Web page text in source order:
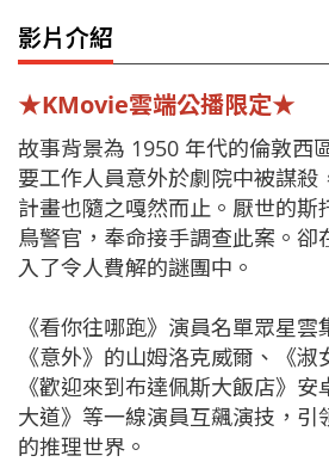
影片介紹
★KMovie雲端公播限定★
故事背景為 1950 年代的倫敦西
要工作人員意外於劇院中被謀殺
計畫也隨之嘎然而止。厭世的斯
鳥警官，奉命接手調查此案。卻
入了令人費解的謎團中。
《看你往哪跑》演員名單眾星
《意外》的山姆洛克威爾、《淑
《歡迎來到布達佩斯大飯店》
大道》等一線演員互飆演技，引
的推理世界。